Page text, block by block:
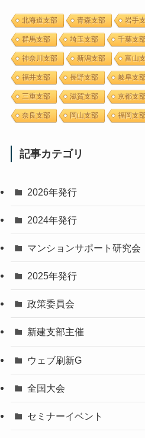
北海道支部 青森支部 岩手
群馬支部 埼玉支部 千葉支
神奈川支部 新潟支部 富山
福井支部 長野支部 岐阜支
三重支部 滋賀支部 京都支
奈良支部 岡山支部 福岡支
記事カテゴリ
2026年発行
2024年発行
マンションサポート研究会
2025年発行
政策委員会
新建支部主催
ウェブ刷新G
全国大会
セミナーイベント